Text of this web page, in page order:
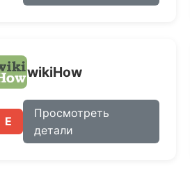
wikiHow
E
Просмотреть
детали